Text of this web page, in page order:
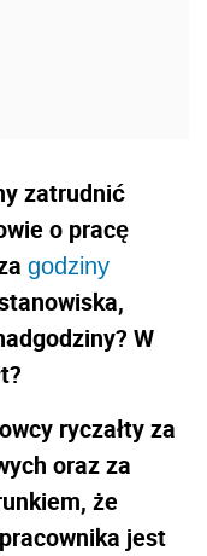
zatrudnić
o pracę
godziny
W
ryczałty za
oraz za
że
jest